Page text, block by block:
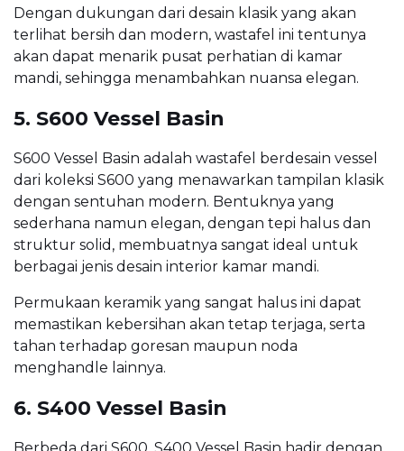
Dengan dukungan dari desain klasik yang akan
terlihat bersih dan modern, wastafel ini tentunya
akan dapat menarik pusat perhatian di kamar
mandi, sehingga menambahkan nuansa elegan.
5. S600 Vessel Basin
S600 Vessel Basin adalah wastafel berdesain vessel
dari koleksi S600 yang menawarkan tampilan klasik
dengan sentuhan modern. Bentuknya yang
sederhana namun elegan, dengan tepi halus dan
struktur solid, membuatnya sangat ideal untuk
berbagai jenis desain interior kamar mandi.
Permukaan keramik yang sangat halus ini dapat
memastikan kebersihan akan tetap terjaga, serta
tahan terhadap goresan maupun noda
menghandle lainnya.
6. S400 Vessel Basin